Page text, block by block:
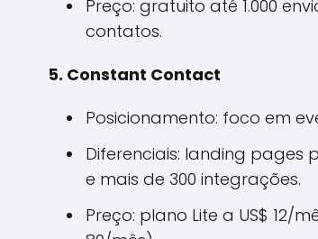
Preço: gratuito até 1.000
contatos.
5. Constant Contact
Posicionamento: foco em
Diferenciais: landing pages
e mais de 300 integrações.
Preço: plano Lite a US$ 12/